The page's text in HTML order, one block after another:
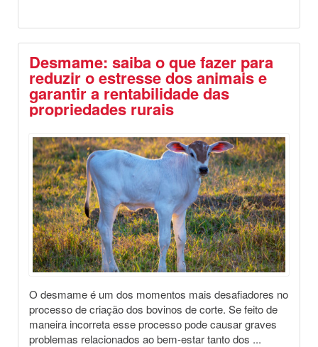
Desmame: saiba o que fazer para
reduzir o estresse dos animais e
garantir a rentabilidade das
propriedades rurais
O desmame é um dos momentos mais desafiadores no
processo de criação dos bovinos de corte. Se feito de
maneira incorreta esse processo pode causar graves
problemas relacionados ao bem-estar tanto dos ...